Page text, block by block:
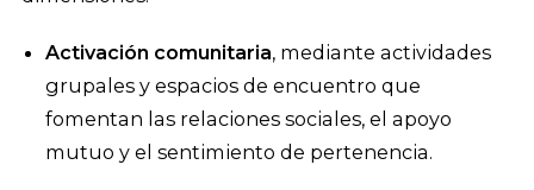
Activación comunitaria, mediante actividades
grupales y espacios de encuentro que
fomentan las relaciones sociales, el apoyo
mutuo y el sentimiento de pertenencia.